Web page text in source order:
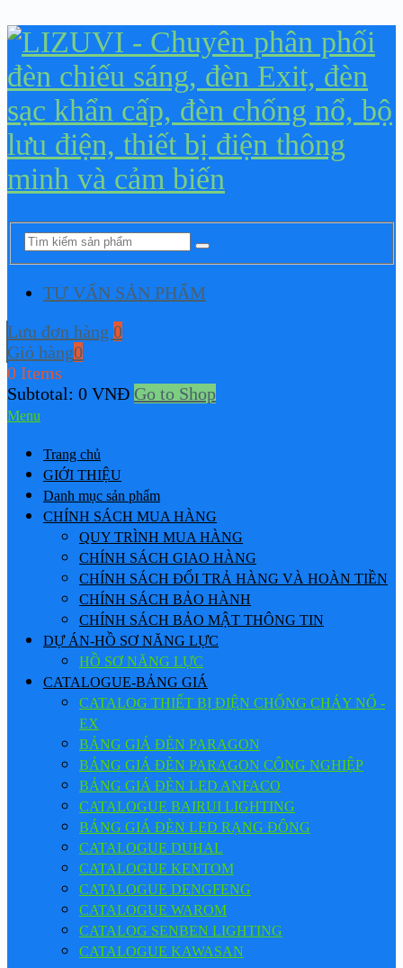
TƯ VẤN SẢN PHẨM
Lưu đơn hàng 0
Giỏ hàng0
0 Items
Subtotal: 0 VNĐ Go to Shop
Menu
Trang chủ
GIỚI THIỆU
Danh mục sản phẩm
CHÍNH SÁCH MUA HÀNG
QUY TRÌNH MUA HÀNG
CHÍNH SÁCH GIAO HÀNG
CHÍNH SÁCH ĐỔI TRẢ HÀNG VÀ HOÀN TIỀN
CHÍNH SÁCH BẢO HÀNH
CHÍNH SÁCH BẢO MẬT THÔNG TIN
DỰ ÁN-HỒ SƠ NĂNG LỰC
HỒ SƠ NĂNG LỰC
CATALOGUE-BẢNG GIÁ
CATALOG THIẾT BỊ ĐIỆN CHỐNG CHÁY NỔ -
EX
BẢNG GIÁ ĐÈN PARAGON
BẢNG GIÁ ĐÈN PARAGON CÔNG NGHIỆP
BẢNG GIÁ ĐÈN LED ANFACO
CATALOGUE BAIRUI LIGHTING
BẢNG GIÁ ĐÈN LED RẠNG ĐÔNG
CATALOGUE DUHAL
CATALOGUE KENTOM
CATALOGUE DENGFENG
CATALOGUE WAROM
CATALOG SENBEN LIGHTING
CATALOGUE KAWASAN